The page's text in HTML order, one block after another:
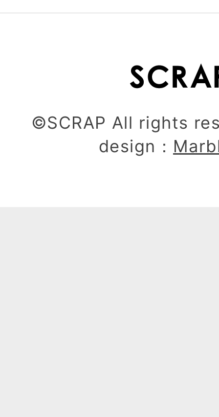
©SCRAP All rights
design：